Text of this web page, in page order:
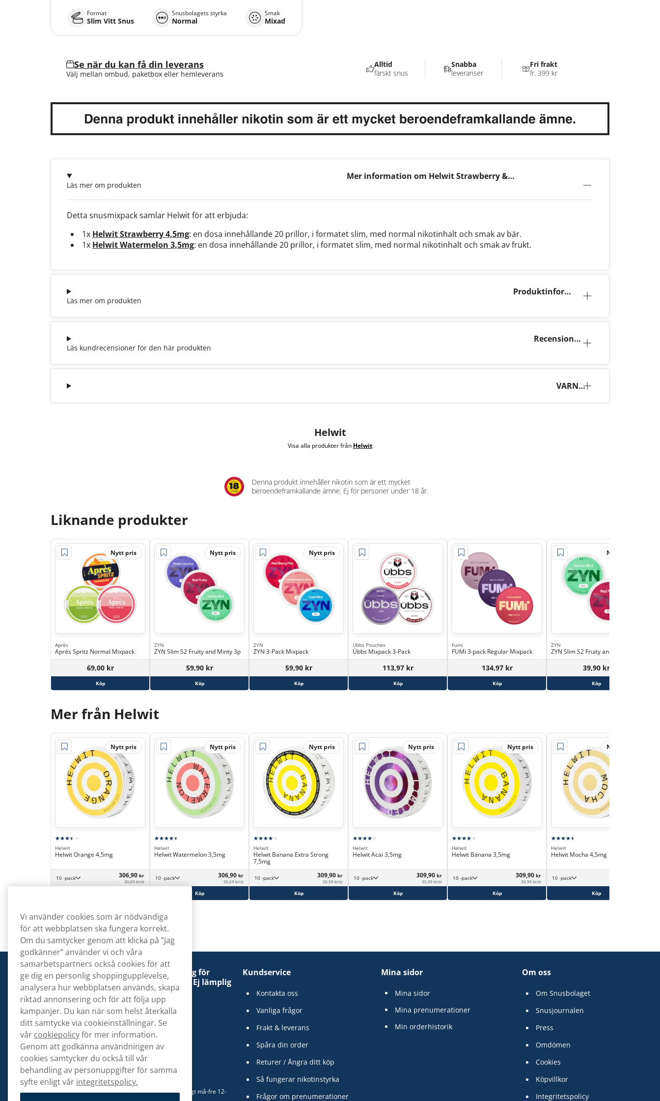
Format
Slim Vitt Snus
Snusbolagets styrka
Normal
Smak
Mixad
Se när du kan få din leverans
Välj mellan ombud, paketbox eller hemleverans
Mer information om Helwit Strawberry &
Läs mer om produkten
Detta snusmixpack samlar Helwit för att erbjuda:
1x Helwit Strawberry 4,5mg: en dosa innehållande 20 prillor, i formatet slim, med normal nikotinhalt och smak av bär.
1x Helwit Watermelon 3,5mg: en dosa innehållande 20 prillor, i formatet slim, med normal nikotinhalt och smak av frukt.
Produktinforma
Läs mer om produkten
Recensione
Läs kundrecensioner för den här produkten
VARNI
Helwit
Visa alla produkter från Helwit
Alltid
färskt snus
Snabba
leveranser
Fri frakt
fr. 399 kr
Denna produkt innehåller nikotin som är ett mycket
beroendeframkallande ämne. Ej för personer under 18 år.
Liknande produkter
Nytt pris
Après
Aprés Spritz Normal Mixpack
69,00 kr
Köp
Nytt pris
ZYN
ZYN Slim S2 Fruity and Minty 3p
59,90 kr
Köp
Nytt pris
ZYN
ZYN 3-Pack Mixpack
59,90 kr
Köp
Übbs Pouches
Übbs Mixpack 3-Pack
113,97 kr
Köp
Fumi
FUMi 3-pack Regular Mixpack
134,97 kr
Köp
Nytt pris
ZYN
ZYN Slim S2 Fruity and Minty 2p
39,90 kr
Köp
Mer från Helwit
Nytt pris
Helwit
Helwit Orange 4,5mg
10 -pack 306,90 kr
30,69 kr/st
Nytt pris
Helwit
Helwit Watermelon 3,5mg
10 -pack 306,90 kr
30,69 kr/st
Köp
Nytt pris
Helwit
Helwit Banana Extra Strong
7,5mg
10 -pack 309,90 kr
30,99 kr/st
Köp
Nytt pris
Helwit
Helwit Acai 3,5mg
10 -pack 309,90 kr
30,99 kr/st
Köp
Nytt pris
Helwit
Helwit Banana 3,5mg
10 -pack 309,90 kr
30,99 kr/st
Köp
Nytt pris
Helwit
Helwit Mocha 4,5mg
10 -pack
Köp
Denna tobaksprodukt kan vara skadlig för
hälsan och är beroendeframkallande. Ej lämplig
för personer under 18 år.
Kontakta oss
hej@snusbolaget.se
08 517 910 94
Mån-Tor 8.00-17.00 | Fre 9.00-17.00 | (Lunchstängt må-fre 12-
Kundservice
Kontakta oss
Vanliga frågor
Frakt & leverans
Spåra din order
Returer / Ångra ditt köp
Så fungerar nikotinstyrka
Frågor om prenumerationer
Mina sidor
Mina sidor
Mina prenumerationer
Min orderhistorik
Om oss
Om Snusbolaget
Snusjournalen
Press
Omdömen
Cookies
Köpvillkor
Integritetspolicy
Vi använder cookies som är nödvändiga
för att webbplatsen ska fungera korrekt.
Om du samtycker genom att klicka på ”Jag
godkänner” använder vi och våra
samarbetspartners också cookies för att
ge dig en personlig shoppingupplevelse,
analysera hur webbplatsen används, skapa
riktad annonsering och för att följa upp
kampanjer. Du kan när som helst återkalla
ditt samtycke via cookieinställningar. Se
vår cookiepolicyför mer information.
Genom att godkänna användningen av
cookies samtycker du också till vår
behandling av personuppgifter för samma
syfte enligt vår integritetspolicy.